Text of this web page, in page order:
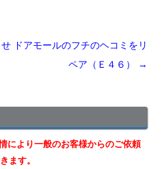
ドアモールのフチのヘコミをリ
ペア（Ｅ４６）
→
により一般のお客様からのご依頼
ます。